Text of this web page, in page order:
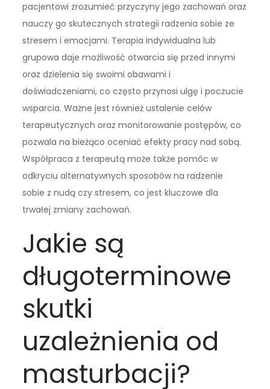
pacjentowi zrozumieć przyczyny jego zachowań oraz
nauczy go skutecznych strategii radzenia sobie ze
stresem i emocjami. Terapia indywidualna lub
grupowa daje możliwość otwarcia się przed innymi
oraz dzielenia się swoimi obawami i
doświadczeniami, co często przynosi ulgę i poczucie
wsparcia. Ważne jest również ustalenie celów
terapeutycznych oraz monitorowanie postępów, co
pozwala na bieżąco oceniać efekty pracy nad sobą.
Współpraca z terapeutą może także pomóc w
odkryciu alternatywnych sposobów na radzenie
sobie z nudą czy stresem, co jest kluczowe dla
trwałej zmiany zachowań.
Jakie są
długoterminowe
skutki
uzależnienia od
masturbacji?